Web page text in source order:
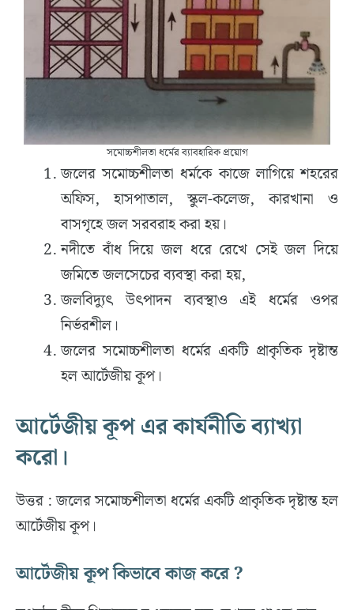
সমোচ্চশীলতা ধর্মের ব্যাবহারিক প্রয়োগ
জলের সমোচ্চশীলতা ধর্মকে কাজে লাগিয়ে শহরের
অফিস, হাসপাতাল, স্কুল-কলেজ, কারখানা ও
বাসগৃহে জল সরবরাহ করা হয়।
নদীতে বাঁধ দিয়ে জল ধরে রেখে সেই জল দিয়ে
জমিতে জলসেচের ব্যবস্থা করা হয়,
জলবিদ্যুৎ উৎপাদন ব্যবস্থাও এই ধর্মের ওপর
নির্ভরশীল।
জলের সমোচ্চশীলতা ধর্মের একটি প্রাকৃতিক দৃষ্টান্ত
হল আর্টেজীয় কূপ।
আর্টেজীয় কূপ এর কার্যনীতি ব্যাখ্যা
করো।
উত্তর : জলের সমোচ্চশীলতা ধর্মের একটি প্রাকৃতিক দৃষ্টান্ত হল
আর্টেজীয় কূপ।
আর্টেজীয় কূপ কিভাবে কাজ করে ?